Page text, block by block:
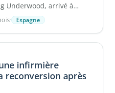
Underwood, arrivé à
· Espagne
infirmière
reconversion après